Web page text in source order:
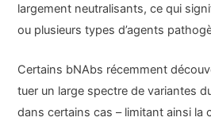
largement neutralisants, ce qui
ou plusieurs types d’agents
Certains bNAbs récemment
tuer un large spectre de variantes
dans certains cas – limitant ainsi la